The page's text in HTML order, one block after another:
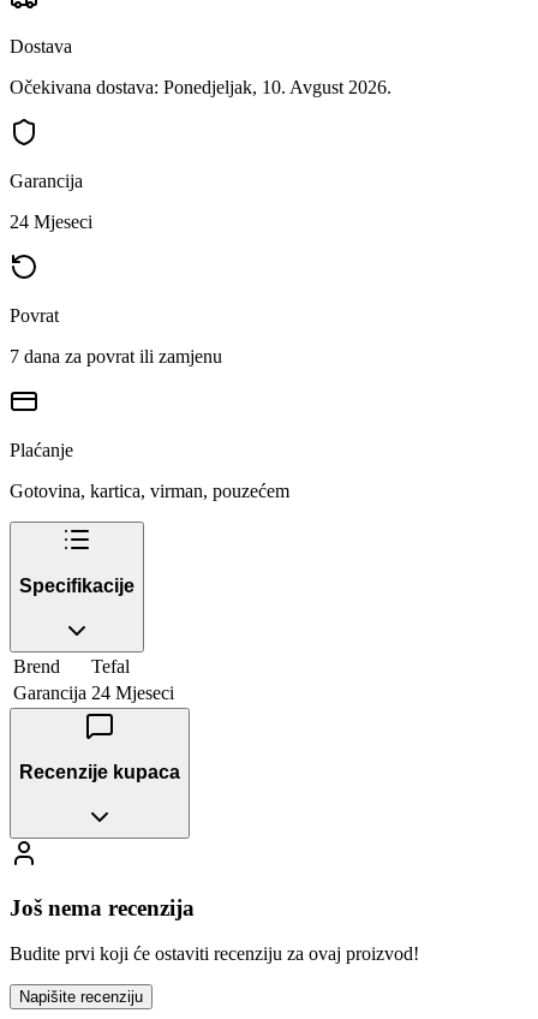
Dostava
Očekivana dostava: Ponedjeljak, 10. Avgust 2026.
Garancija
24 Mjeseci
Povrat
7 dana za povrat ili zamjenu
Plaćanje
Gotovina, kartica, virman, pouzećem
Specifikacije
Brend
Tefal
Garancija 24 Mjeseci
Recenzije kupaca
Još nema recenzija
Budite prvi koji će ostaviti recenziju za ovaj proizvod!
Napišite recenziju